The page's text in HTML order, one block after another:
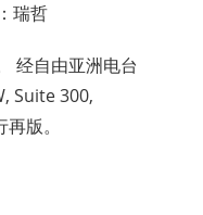
瑞哲
经自由亚洲电台
Suite 300,
版。